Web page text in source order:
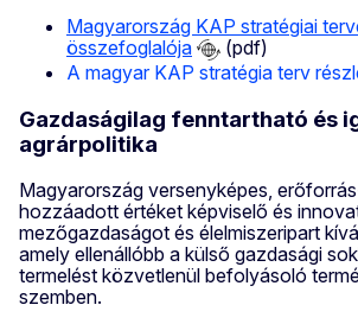
Magyarország KAP stratégiai
összefoglalója
(pdf)
A magyar KAP stratégia terv
Gazdaságilag fenntartható és
agrárpolitika
Magyarország versenyképes,
hozzáadott értéket képviselő és
mezőgazdaságot és élelmiszeripart
amely ellenállóbb a külső gazdasági
termelést közvetlenül befolyásoló
szemben.